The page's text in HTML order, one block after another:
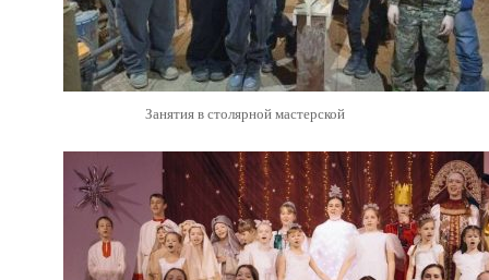
Занятия в столярной мастерской